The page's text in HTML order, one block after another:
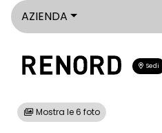
AZIENDA
Sedi
Mostra le 6 foto